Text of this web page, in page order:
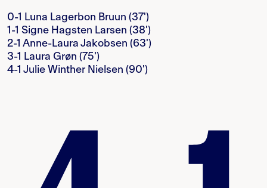
0-1 Luna Lagerbon Bruun (37')
1-1 Signe Hagsten Larsen (38')
2-1 Anne-Laura Jakobsen (63')
3-1 Laura Grøn (75')
4-1 Julie Winther Nielsen (90')